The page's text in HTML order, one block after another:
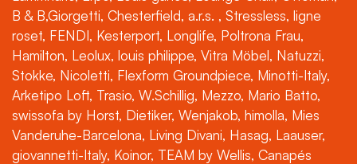
B & B,Giorgetti, Chesterfield, a.r.s. , Stressless, ligne
roset, FENDI, Kesterport, Longlife, Poltrona Frau,
Hamilton, Leolux, louis philippe, Vitra Möbel, Natuzzi,
Stokke, Nicoletti, Flexform Groundpiece, Minotti-Italy,
Arketipo Loft, Trasio, W.Schillig, Mezzo, Mario Batto,
swissofa by Horst, Dietiker, Wenjakob, himolla, Mies
Vanderuhe-Barcelona, Living Divani, Hasag, Laauser,
giovannetti-Italy, Koinor, TEAM by Wellis, Canapés